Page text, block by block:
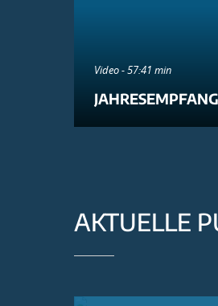
Video - 57:41 min
AKTUELLE